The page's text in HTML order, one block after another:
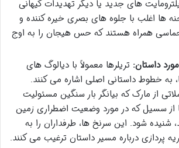
های جدید یا دیگر تهدیدات کیهانی
ها اغلب با جلوه های بصری خیره کننده و
همراه هستند که حس هیجان را به اوج
داستان: تریلرها معمولاً با دیالوگ های
به خطوط داستانی اصلی اشاره می کنند.
از مارک که بیانگر بار سنگین مسئولیت
سسیل که در مورد وضعیت اضطراری زمین
شود. این سرنخ ها، طرفداران را به
پردازی درباره مسیر داستان ترغیب می کنند.